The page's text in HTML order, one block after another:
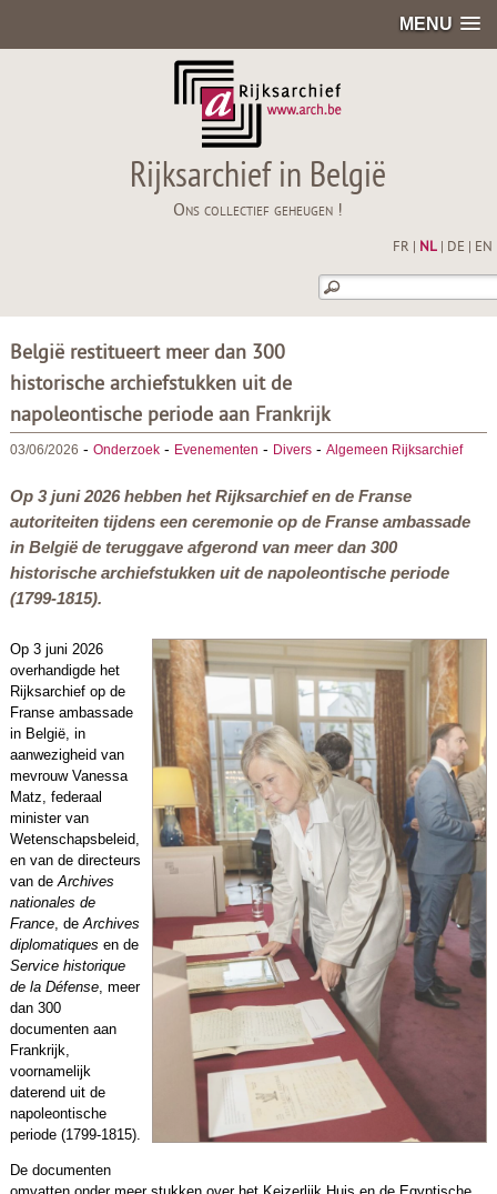
MENU
Rijksarchief in België
Ons collectief geheugen !
FR NL| DE EN
België restitueert meer dan 300
historische archiefstukken uit de
napoleontische periode aan Frankrijk
03/06/2026 - Onderzoek- Evenementen - Divers- Algemeen Rijksarchief
Op 3 juni 2026 hebben het Rijksarchief en de Franse
autoriteiten tijdens een ceremonie op de Franse ambassade
in België de teruggave afgerond van meer dan 300
historische archiefstukken uit de napoleontische periode
(1799-1815).
Op 3 juni 2026
overhandigde het
Rijksarchief op de
Franse ambassade
in België, in
aanwezigheid van
mevrouw Vanessa
Matz, federaal
minister van
Wetenschapsbeleid,
en van de directeurs
van deArchives
nationales de
France, deArchives
diplomatiques en de
Service historique
de la Défense, meer
dan 300
documenten aan
Frankrijk,
voornamelijk
daterend uit de
napoleontische
periode (1799-1815).
De documenten